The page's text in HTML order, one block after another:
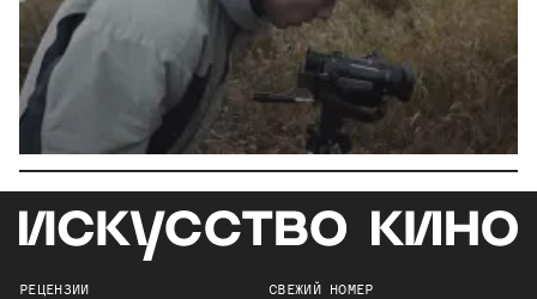
РЕЦЕНЗИИ
СВЕЖИЙ НОМЕР